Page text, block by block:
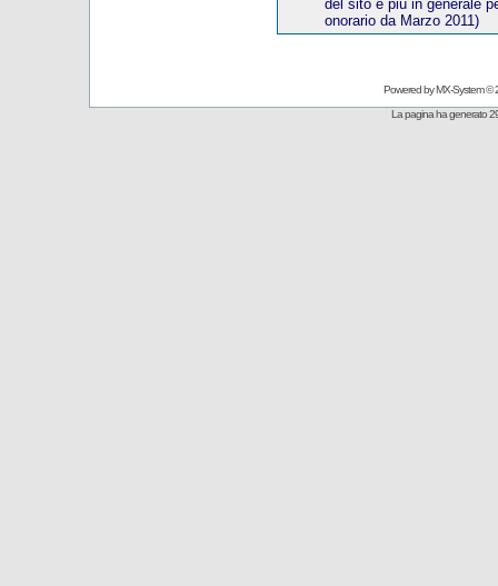
del sito e più in generale
onorario da Marzo 2011)
Powered byMX-System©
La pagina ha generato